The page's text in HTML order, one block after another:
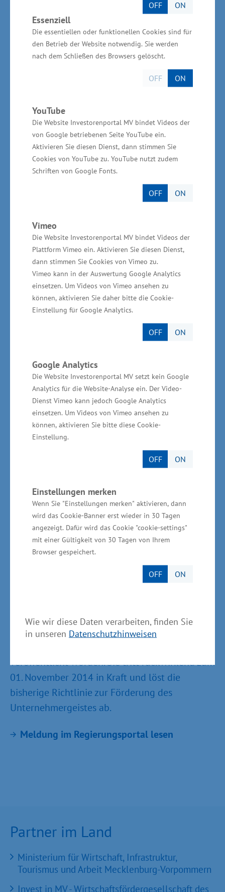
OFF ON
Essenziell
Die essentiellen oder funktionellen Cookies sind für
den Betrieb der Website notwendig. Sie werden
nach dem Schließen des Browsers gelöscht.
OFF ON
YouTube
Die Website Investorenportal MV bindet Videos der
von Google betriebenen Seite YouTube ein.
Aktivieren Sie diesen Dienst, dann stimmen Sie
Cookies von YouTube zu. YouTube nutzt zudem
Schriften von Google Fonts.
OFF ON
Vimeo
Die Website Investorenportal MV bindet Videos der
Plattform Vimeo ein. Aktivieren Sie diesen Dienst,
dann stimmen Sie Cookies von Vimeo zu.
Vimeo kann in der Auswertung Google Analytics
einsetzen. Um Videos von Vimeo ansehen zu
können, aktivieren Sie daher bitte die Cookie-
Einstellung für Google Analytics.
OFF ON
Google Analytics
Die Website Investorenportal MV setzt kein Google
Analytics für die Website-Analyse ein. Der Video-
Dienst Vimeo kann jedoch Google Analytics
einsetzen. Um Videos von Vimeo ansehen zu
können, aktivieren Sie bitte diese Cookie-
Einstellung.
OFF ON
Einstellungen merken
Wenn Sie "Einstellungen merken" aktivieren, dann
wird das Cookie-Banner erst wieder in 30 Tagen
angezeigt. Dafür wird das Cookie "cookie-settings"
mit einer Gültigkeit von 30 Tagen von Ihrem
Browser gespeichert.
OFF ON
Wie wir diese Daten verarbeiten, finden Sie
in unseren Datenschutzhinweisen
Im Rahmen der Richtlinie sollen darüber hinaus
Maßnahmen gefördert werden, die potentiellen
Nachfolgern Unterstützung durch spezialisierte
Koordinierungs-Angebote bieten. Gefördert
Initiative „Schülerfirmen MV“, die die Gründung
von Schülerfirmen anregen sollen. Projekte, wie
beispielsweise „Techno StartUp“ und „Spin Off“
(Beratung und Begleitung potentieller Gründer
an Hochschulen und Technologiezentren)
werden weitergeführt. Auch das Mentoring-
Programm (erfahrene Unternehmer helfen
ehrenamtlich jungen Gründern) findet eine
Fortsetzung mit dem Schwerpunkt auf
wissensbasierten Gründungen.
Einen umfassenden Überblick über das
Gründergeschehen und die
Unterstützungsmöglichkeiten auf Bundes- und
Landesebene bietet das Gründerportal
), die Website für
Mecklenburg-Vorpommern. Das Portal wird vom
Wirtschaftsministerium mit Mitteln des
Europäischen Sozialfonds (ESF) unterstützt.
Neue Richtlinie zum Download
Die Richtlinie steht auf den Seiten des
Wirtschaftsministeriums zum Download
unter www.wm.mv-regierung.de bereit, Bereich
Themen - Wirtschaft - Wirtschafts- und
Investitionsförderung.
Anträge zu dieser Richtlinie können gestellt
werden beim Landesamt für Gesundheit und
Soziales, Abteilung Förderangelegenheiten,
poststelle.zentral@lagus.mv-regierung.de.
veröffentlicht worden. Sie tritt rückwirkend zum
01. November 2014 in Kraft und löst die
bisherige Richtlinie zur Förderung des
Unternehmergeistes ab.
Meldung im Regierungsportal lesen
Partner im Land
Ministerium für Wirtschaft, Infrastruktur,
Tourismus und Arbeit Mecklenburg-Vorpommern
Invest in MV - Wirtschaftsfördergesellschaft des